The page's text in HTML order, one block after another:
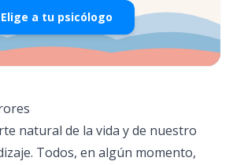
Elige a tu psicólogo
natural de la vida y de nuestro
Todos, en algún momento,